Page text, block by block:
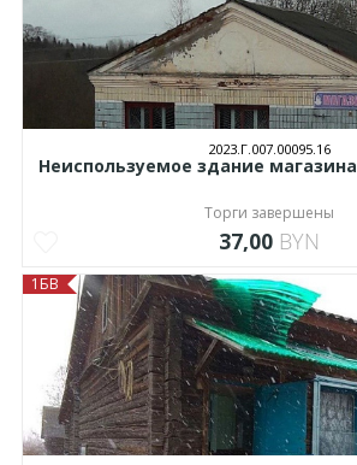
2023.Г.007.00095.16
Неиспользуемое здание магазина
Торги завершены
37,00 BYN
1БВ